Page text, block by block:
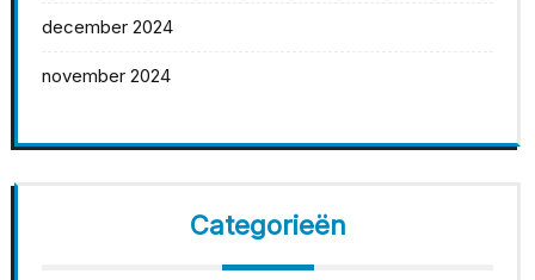
december 2024
november 2024
Categorieën